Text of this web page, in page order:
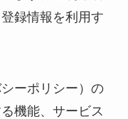
録情報を利用す
ーポリシー）の
機能、サービス